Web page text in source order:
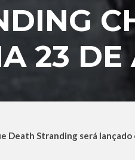
23 DE
Death Stranding será lançado